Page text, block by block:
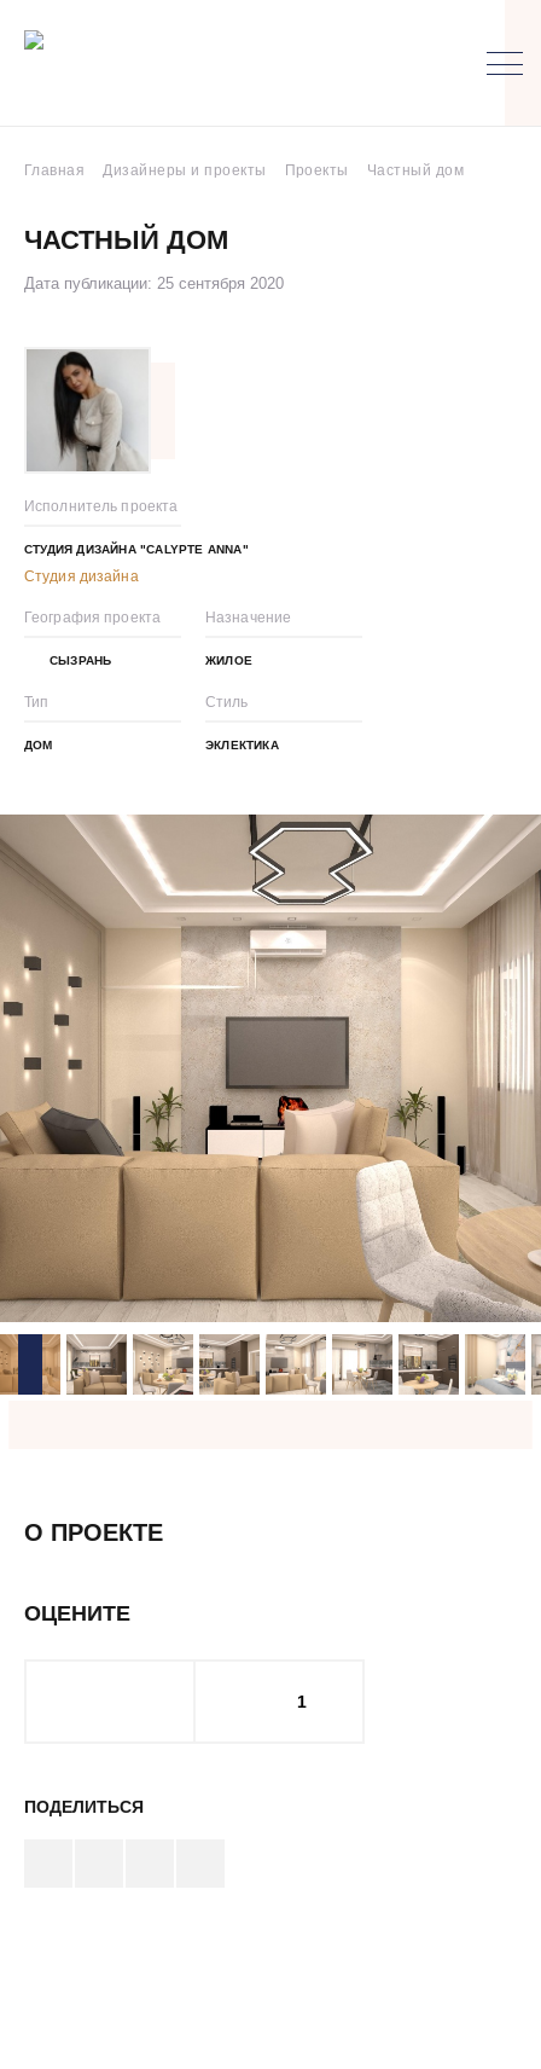
Главная Дизайнеры и проекты Проекты Частный дом
ЧАСТНЫЙ ДОМ
Дата публикации: 25 сентября 2020
Исполнитель проекта
СТУДИЯ ДИЗАЙНА "CALYPTE ANNA"
Студия дизайна
География проекта
СЫЗРАНЬ
Назначение
ЖИЛОЕ
Тип
ДОМ
Стиль
ЭКЛЕКТИКА
О ПРОЕКТЕ
ОЦЕНИТЕ
1
ПОДЕЛИТЬСЯ